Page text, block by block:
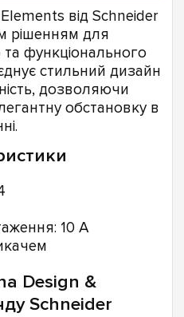
від Schneider
рішенням для
функціонального
стильний дизайн
дозволяючи
обстановку в
10 A
Design &
Schneider